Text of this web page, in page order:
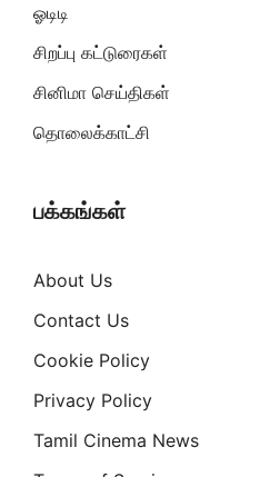
ஓடிடி
சிறப்பு கட்டுரைகள்
சினிமா செய்திகள்
தொலைக்காட்சி
பக்கங்கள்
About Us
Contact Us
Cookie Policy
Privacy Policy
Tamil Cinema News